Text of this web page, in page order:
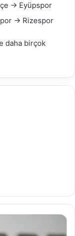
→ Eyüpspor
→ Rizespor
daha birçok